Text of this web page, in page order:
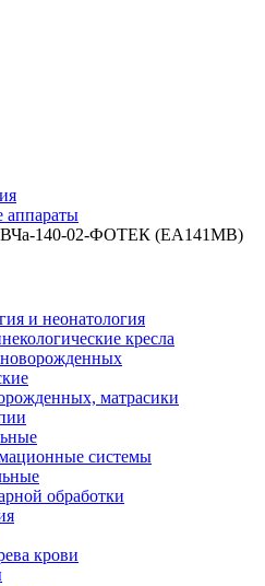
аппараты
140-02-ФОТЕК (ЕА141МВ)
и неонатология
креслa
матрасики
системы
обработки
крови